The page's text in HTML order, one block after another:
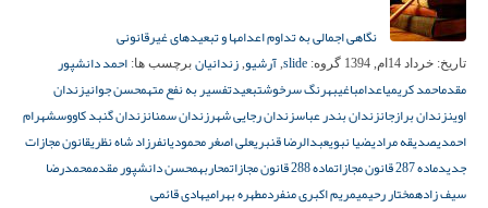
نگاهی اجمالی به تداوم اعدامها و تبعیدهای غیرقانونی
تاریخ: خرداد 14ام, 1394 گروه: slide
, آرشیو, زندانیان برچسب ها: احمد دانشپور
مقدماحمد کریمیاعدامباغیبهرنگ سرخوشتبعیدتفسیر به نفع متهمحسن جوانیزندان
اوینزندان برازجانزندان بندر عباسزندان رجایی شهرزندان سمنانزندان گنبد کاووسشهرام
احمدیصدیقه مرادیضیا نبویعبدالرضا قنبریعلی اصغر محمودیانفرزاد شاه نظریقانون مجازات
جدیدماده 287 قانون مجازات ماده 288 قانون مجازات محاربهمحسن دانشپور مقدممحمدرضا
سیف زادهمختار رحیمیمریم اکبری منفردمطهره بهرامیهادی قائمی